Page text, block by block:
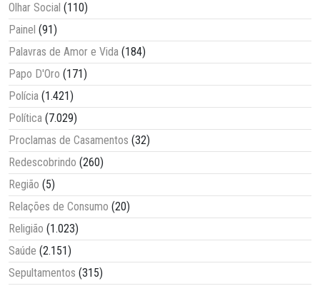
Olhar Social (110)
Painel (91)
Palavras de Amor e Vida (184)
Papo D'Oro (171)
Polícia (1.421)
Política (7.029)
Proclamas de Casamentos (32)
Redescobrindo (260)
Região (5)
Relações de Consumo (20)
Religião (1.023)
Saúde (2.151)
Sepultamentos (315)